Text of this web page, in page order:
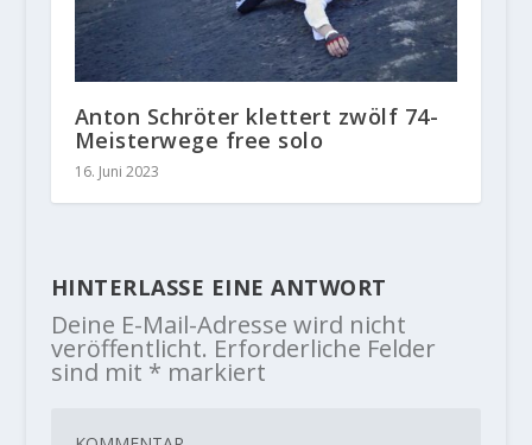
Anton Schröter klettert zwölf 74-
Meisterwege free solo
16. Juni 2023
HINTERLASSE EINE ANTWORT
Deine E-Mail-Adresse wird nicht
veröffentlicht. Erforderliche Felder
sind mit * markiert